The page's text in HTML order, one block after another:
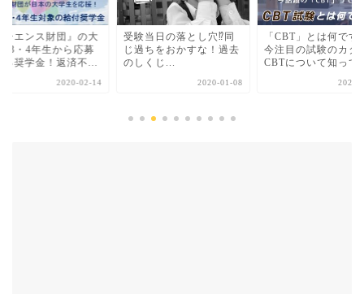
ーエンス財団』の大
3・4年生から応募
る奨学金！返済不...
2020-02-14
受験当日の落とし穴⁉同
じ過ちをおかすな！過去
のしくじ...
2020-01-08
「CBT」とは何です
今注目の試験のカタ
CBTについて知って
2020-